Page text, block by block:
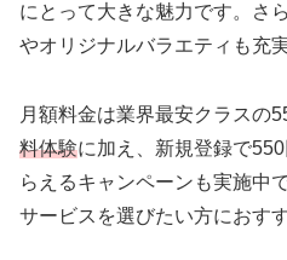
にとって大きな魅力です。さ
やオリジナルバラエティも充
月額料金は業界最安クラスの
料体験に加え、新規登録で
らえるキャンペーンも実施中
サービスを選びたい方におす